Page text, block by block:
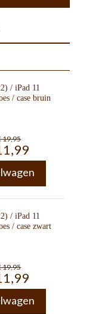
/ iPad 11
/ case bruin
19,95
/ iPad 11
/ case zwart
19,95